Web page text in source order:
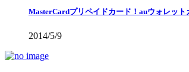
MasterCardプリペイドカード！auウォレッ
2014/5/9